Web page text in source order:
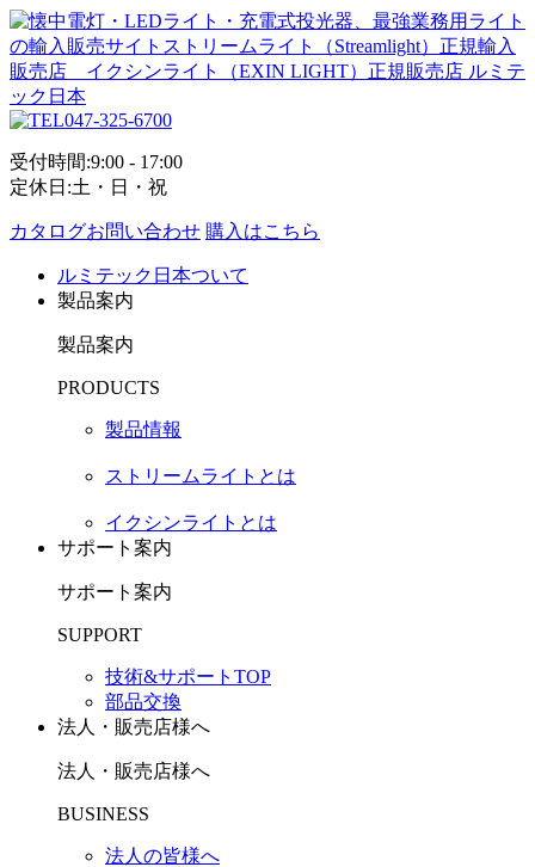
047-325-6700
受付時間:9:00 - 17:00
定休日:土・日・祝
カタログお問い合わせ 購入はこちら
ルミテック日本ついて
製品案内
製品案内
PRODUCTS
製品情報
ストリームライトとは
イクシンライトとは
サポート案内
サポート案内
SUPPORT
技術&サポートTOP
部品交換
法人・販売店様へ
法人・販売店様へ
BUSINESS
法人の皆様へ